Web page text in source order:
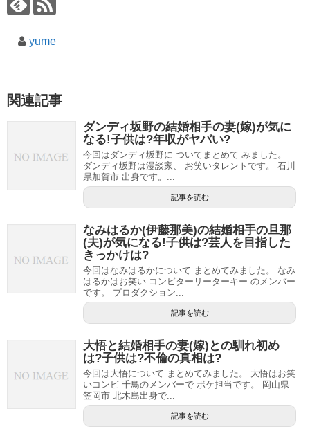
yume
関連記事
ダンディ坂野の結婚相手の妻(嫁)が気に
なる!子供は?年収がヤバい?
今回はダンディ坂野に ついてまとめて みました。
ダンディ坂野は漫談家、 お笑いタレントです。 石川
県加賀市 出身です。...
記事を読む
なみはるか(伊藤那美)の結婚相手の旦那
(夫)が気になる!子供は?芸人を目指した
きっかけは?
今回はなみはるかについて まとめてみました。 なみ
はるかはお笑い コンビターリーターキー のメンバー
です。 プロダクション...
記事を読む
大悟と結婚相手の妻(嫁)との馴れ初め
は?子供は?不倫の真相は?
今回は大悟について まとめてみました。 大悟はお笑
いコンビ 千鳥のメンバーで ボケ担当です。 岡山県
笠岡市 北木島出身で...
記事を読む